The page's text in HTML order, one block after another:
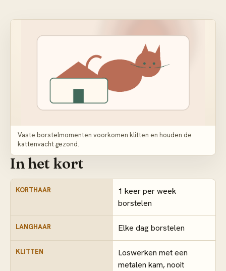
Vaste borstelmomenten voorkomen klitten en houden de
kattenvacht gezond.
In het kort
KORTHAAR
1 keer per week
borstelen
LANGHAAR Elke dag borstelen
KLITTEN
Loswerken met een
metalen kam, nooit